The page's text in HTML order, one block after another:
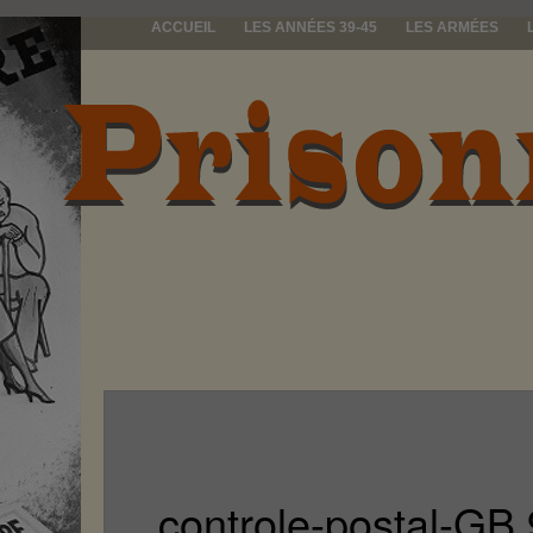
ACCUEIL LES ANNÉES 39-45 LES ARMÉES
prisonniers